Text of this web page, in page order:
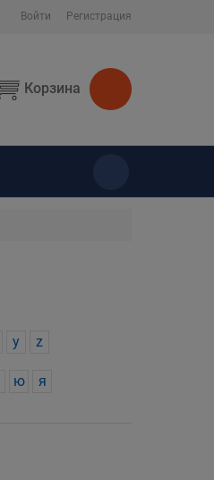
Войти Регистрация
Корзина
y z
ю я